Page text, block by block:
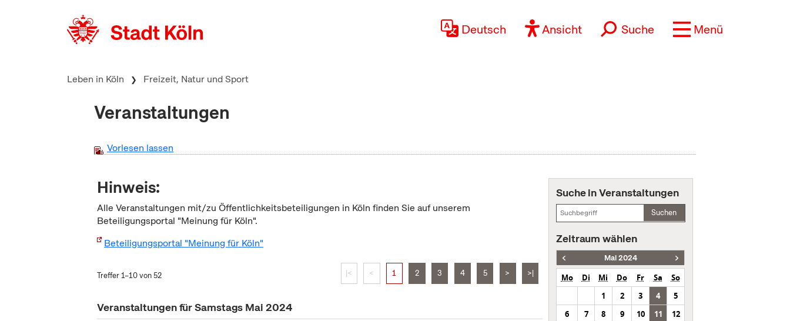
Deutsch Ansicht Suche Menü
Leben in Köln Freizeit, Natur und Sport
Veranstaltungen
Vorlesen lassen
Hinweis:
Alle Veranstaltungen mit/zu Öffentlichkeitsbeteiligungen in Köln finden Sie auf unserem
Beteiligungsportal "Meinung für Köln".
Beteiligungsportal "Meinung für Köln"
Treffer 1–10 von 52 |< < 1 2 3 4 5 > >|
Veranstaltungen für Samstags Mai 2024
Suche in Veranstaltungen
Suchen
Zeitraum wählen
Mai 2024
Mo Di Mi Do Fr Sa
So
1
2 3 4
5
6
7 8 9 10 11
12